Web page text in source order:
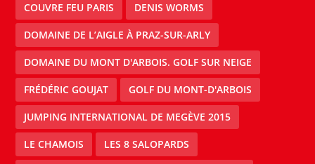
COUVRE FEU PARIS DENIS WORMS
DOMAINE DE L’AIGLE À PRAZ-SUR-ARLY
DOMAINE DU MONT D'ARBOIS. GOLF SUR NEIGE
FRÉDÉRIC GOUJAT GOLF DU MONT-D'ARBOIS
JUMPING INTERNATIONAL DE MEGÈVE 2015
LE CHAMOIS LES 8 SALOPARDS